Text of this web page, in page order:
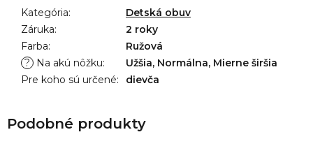
Kategória:
Detská obuv
Záruka:
2 roky
Farba:
Ružová
?
Na akú nôžku:
Užšia, Normálna, Mierne širšia
Pre koho sú určené: dievča